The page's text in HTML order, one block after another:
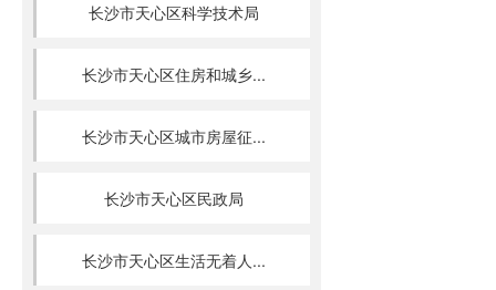
长沙市天心区科学技术局
长沙市天心区住房和城乡...
长沙市天心区城市房屋征...
长沙市天心区民政局
长沙市天心区生活无着人...